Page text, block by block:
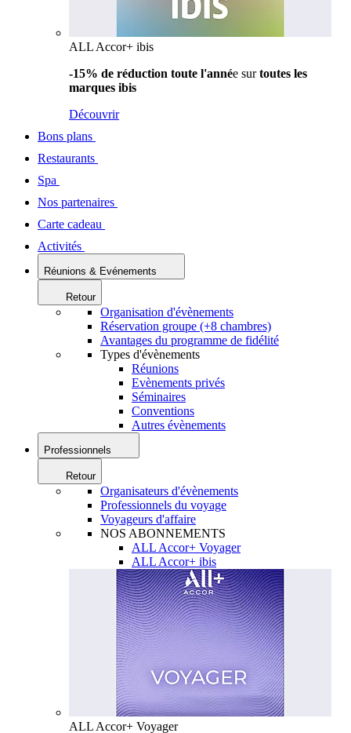
ALL Accor+ ibis
-15% de réduction toute l'année surtoutes les
marques ibis
Découvrir
Bons plans
Restaurants
Spa
Nos partenaires
Carte cadeau
Activités
Réunions & Evénements
Retour
Organisation d'évènements
Réservation groupe (+8 chambres)
Avantages du programme de fidélité
Types d'évènements
Réunions
Evènements privés
Séminaires
Conventions
Autres évènements
Professionnels
Retour
Organisateurs d'évènements
Professionnels du voyage
Voyageurs d'affaire
NOS ABONNEMENTS
ALL Accor+ Voyager
ALL Accor+ ibis
ALL Accor+ Voyager